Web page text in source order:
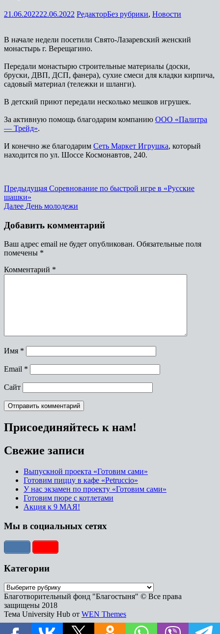
21.06.202222.06.2022 РедакторБез рубрики, Новости
В начале недели посетили Свято-Лазаревский женский
монастырь г. Верещагино.
Передали монастырю строительные материалы (доски,
бруски, ДВП, ДСП, фанера), сухие смеси для кладки кирпича,
садовый материал (тележки и шланги).
В детский приют передали несколько мешков игрушек.
За активную помощь благодарим компанию ООО «Палитра
— Трейд».
И конечно же благодарим Сеть Маркет Игрушка, который
находится по ул. Шоссе Космонавтов, 240.
Навигация
по
Предыдущая Предыдущая
Соревнование по быстрой игре в «Русские
шашки»
Далее Следующая
День молодежи
Добавить комментарий
Ваш адрес email не будет опубликован. Обязательные поля
помечены *
Комментарий *
Имя *
Email *
Сайт
Присоединяйтесь к нам!
Свежие записи
Выпускной проекта «Готовим сами»
Готовим пиццу в кафе «Petruccio»
У нас экзамен по проекту «Готовим сами»
Готовим пюре с котлетами
Акция к 9 МАЯ!
Мы в социальных сетях
Категории
Категории
Благотворительный фонд "Благостыня" © Все права
защищены 2018
Тема University Hub от WEN Themes
Прокрутить
вверх